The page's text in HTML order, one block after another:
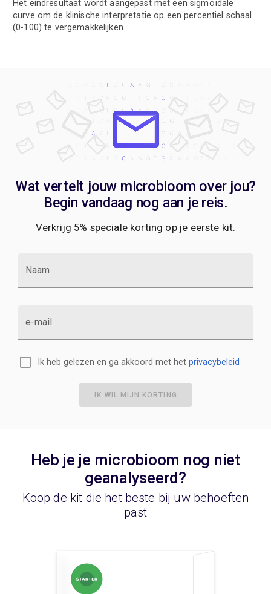
Het eindresultaat wordt aangepast met een sigmoïdale
curve om de klinische interpretatie op een percentiel schaal
(0-100) te vergemakkelijken.
Wat vertelt jouw microbioom over jou?
Begin vandaag nog aan je reis.
Verkrijg 5% speciale korting op je eerste kit.
Naam
e-mail
Ik heb gelezen en ga akkoord met het privacybeleid
IK WIL MIJN KORTING
Heb je je microbioom nog niet
geanalyseerd?
Koop de kit die het beste bij uw behoeften
past